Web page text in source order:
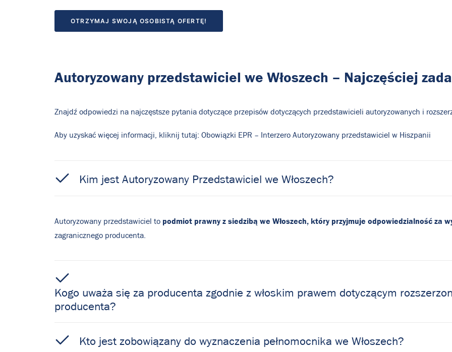
OTRZYMAJ SWOJĄ OSOBISTĄ OFERTĘ!
Autoryzowany przedstawiciel we Włoszech – Najczęściej
Znajdź odpowiedzi na najczęstsze pytania dotyczące przepisów dotyczących przedstawicieli autoryzowanych i
Aby uzyskać więcej informacji, kliknij tutaj: Obowiązki EPR – Interzero Autoryzowany przedstawiciel w Hiszpanii
Kim jest Autoryzowany Przedstawiciel we Włoszech?
Autoryzowany przedstawiciel to podmiot prawny z siedzibą we Włoszech, który przyjmuje odpowiedzialność za
zagranicznego producenta.
Kogo uważa się za producenta zgodnie z włoskim prawem dotyczącym
producenta?
Kto jest zobowiązany do wyznaczenia pełnomocnika we Włoszech?